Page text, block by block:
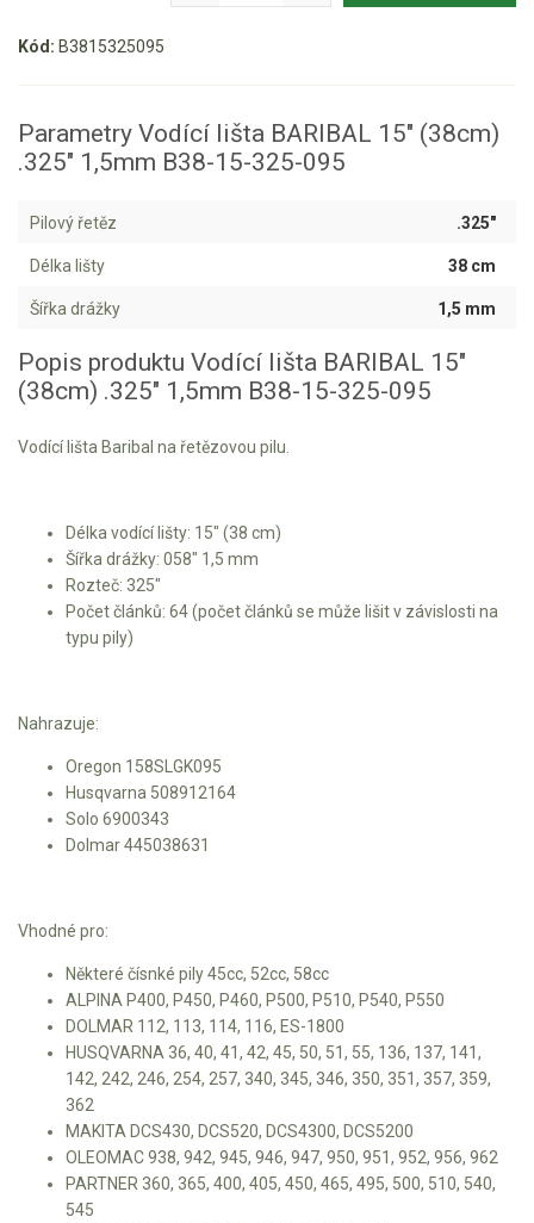
Aku křovinořezy a vyžínače
Aku sekačky
Aku STIHL
Štípačka na dřevo
VARI
VARI malotraktory
VARI multifunkční nosiče
Vertikutátory
Kultivátory
Nůžky na živý plot
Štěpkovače a drtiče
Elektrické skútry
Elektrické tříkolky pro seniory
Elektrické tříkolky pracovní
Elektrické čtyřkolky
Náhradní díly
Náhradní díly pro motorové pily
Kód: B3815325095
Parametry Vodící lišta BARIBAL 15" (38cm)
.325" 1,5mm B38-15-325-095
Pilový řetěz .325"
Délka lišty 38 cm
Šířka drážky 1,5 mm
Popis produktu Vodící lišta BARIBAL 15"
(38cm) .325" 1,5mm B38-15-325-095
Vodící lišta Baribal na řetězovou pilu.
Délka vodící lišty: 15" (38 cm)
Šířka drážky: 058" 1,5 mm
Rozteč: 325"
Počet článků: 64 (počet článků se může lišit v závislosti na
typu pily)
Nahrazuje:
Oregon 158SLGK095
Husqvarna 508912164
Solo 6900343
Dolmar 445038631
Vhodné pro:
Některé čísnké pily 45cc, 52cc, 58cc
ALPINA P400, P450, P460, P500, P510, P540, P550
DOLMAR 112, 113, 114, 116, ES-1800
HUSQVARNA 36, 40, 41, 42, 45, 50, 51, 55, 136, 137, 141,
142, 242, 246, 254, 257, 340, 345, 346, 350, 351, 357, 359,
362
MAKITA DCS430, DCS520, DCS4300, DCS5200
OLEOMAC 938, 942, 945, 946, 947, 950, 951, 952, 956, 962
PARTNER 360, 365, 400, 405, 450, 465, 495, 500, 510, 540,
545